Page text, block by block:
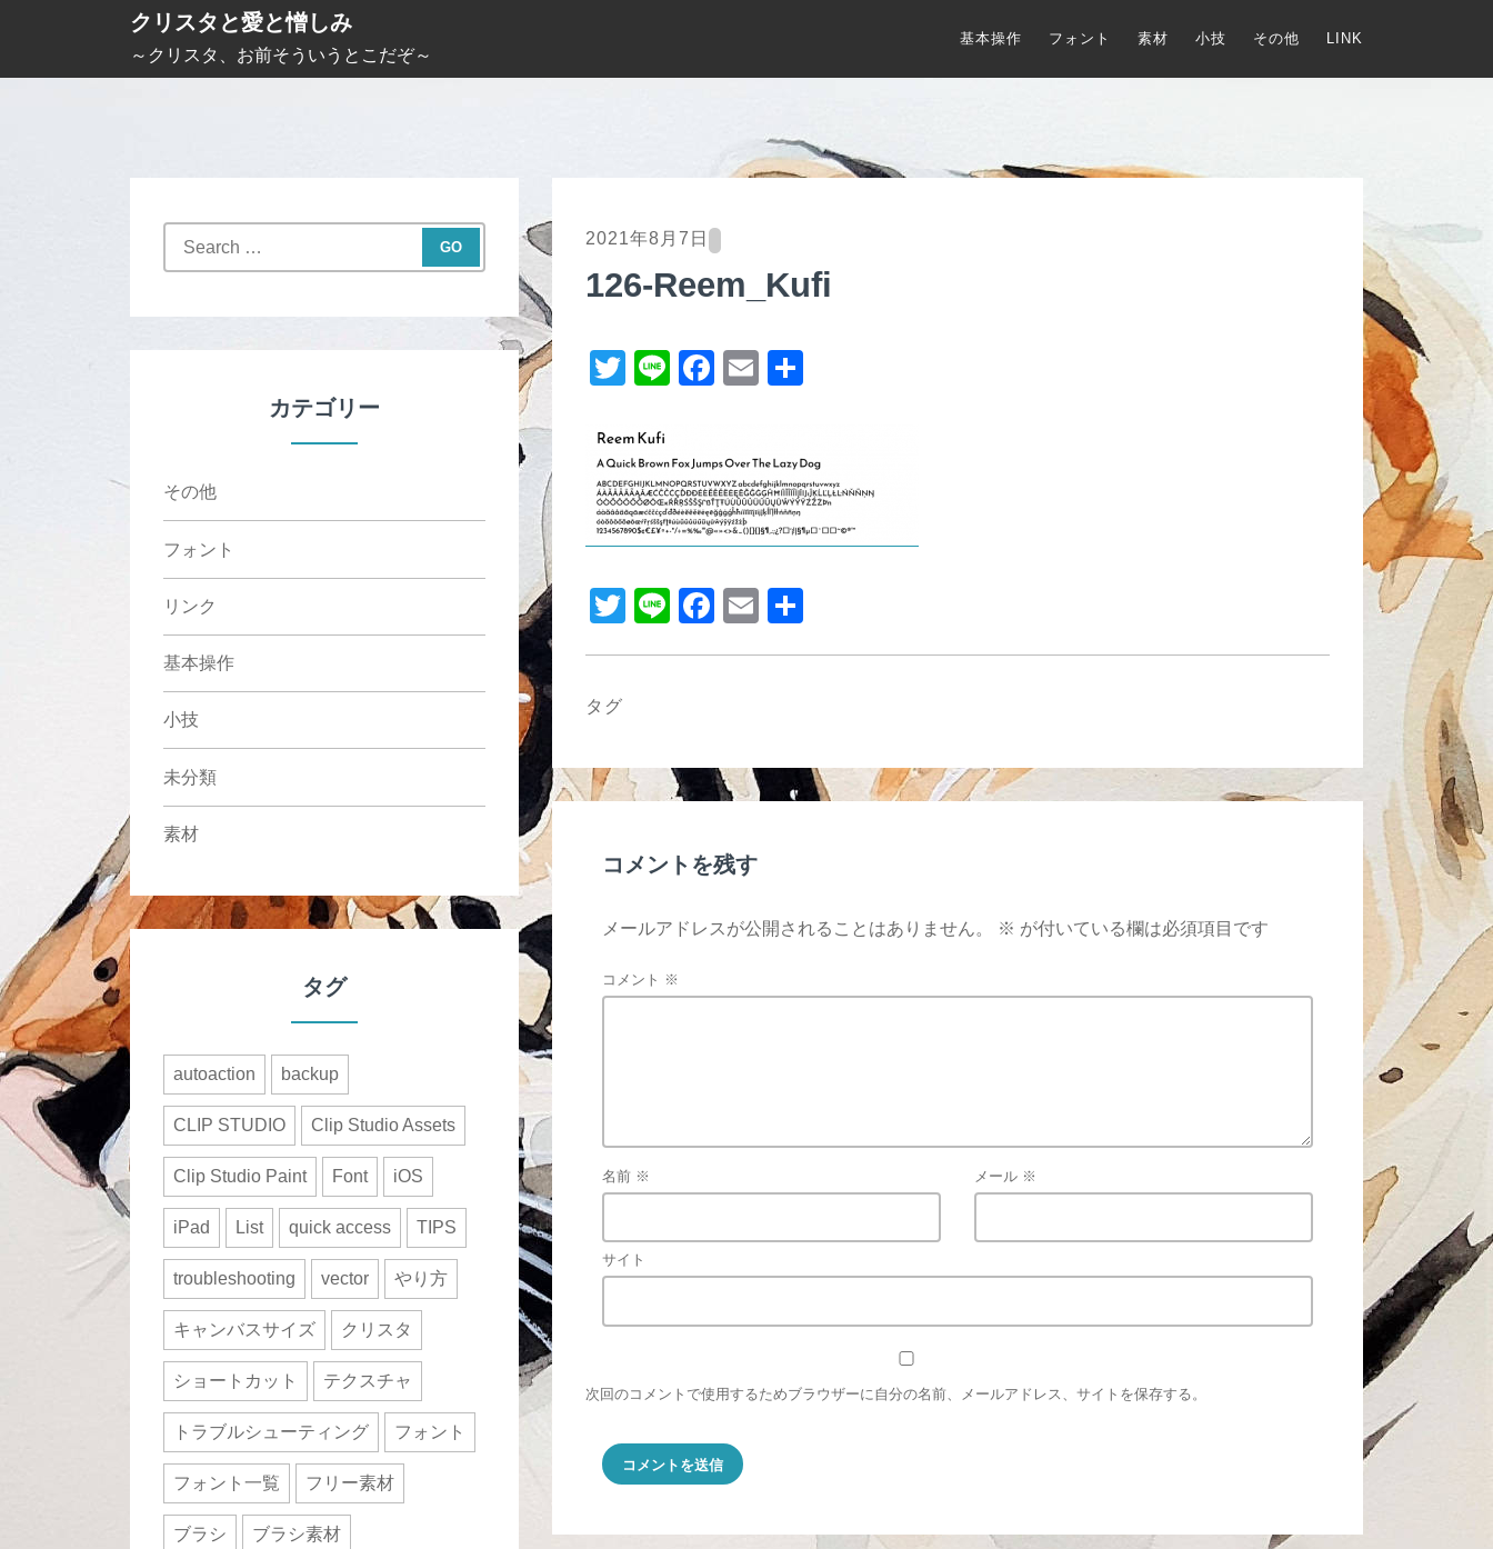
i
クリスタと愛と憎しみ
～クリスタ、お前そういうとこだぞ～
基本操作 フォント 素材 小技 その他 LINK
2021年8月7日
126-Reem_Kufi
T
tt
er
Li
F
e
b
o
o
k
E
T
Li
F
o
k
E
タグ
コメントを残す
メールアドレスが公開されることはありません。 ※ が付いている欄は必須項目です
コメント ※
名前 ※ メール ※
サイト
次回のコメントで使用するためブラウザーに自分の名前、メールアドレス、サイトを保存する。
カテゴリー
その他
フォント
リンク
基本操作
小技
未分類
素材
タグ
autoaction backup
CLIP STUDIO Clip Studio Assets
Clip Studio Paint Font iOS
iPad List quick access TIPS
troubleshooting vector やり方
キャンバスサイズ クリスタ
ショートカット テクスチャ
トラブルシューティング フォント
フォント一覧 フリー素材
ブラシ ブラシ素材